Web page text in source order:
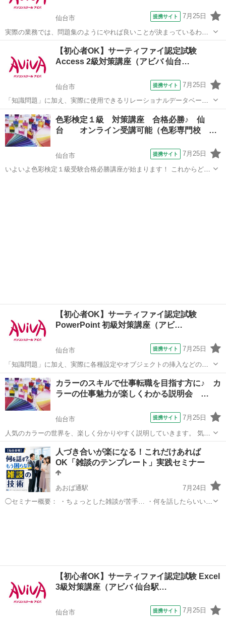
仙台市 提携サイト 7月25日
実際の業務では、問題集のようにやれば良いことが決まっているわけ
ではありません。この講座では【よくある上司の指示】からスタート
します。意図を汲み取り、Excelを"使える"人になるための経理実務に
特化した講座です。 ■学習内...
その他
【初心者OK】サーティファイ認定試験
Access 2級対策講座（アビバ 仙台…
仙台市 提携サイト 7月25日
「知識問題」に加え、実際に使用できるリレーショナルデータベース
を作成する「実技問題」を解くことで、実践的な能力を証明できる資
格制度の、2級対策講座です。
宮城 仙台市 その他
色彩検定１級 対策講座 合格必勝♪ 仙
台 オンライン受講可能（色彩専門校
仙台市 提携サイト 7月25日
いよいよ色彩検定１級受験合格必勝講座が始まります！ これからどの
【初心者OK】サーティファイ認定試験
PowerPoint 初級対策講座（アビ…
仙台市 提携サイト 7月25日
「知識問題」に加え、実際に各種設定やオブジェクトの挿入などの機
能を駆使したプレゼンテーションを作成する「実技問題」を解くこと
で、実践的な能力を証明できる資格制度の、初級対策講座です。 アビ
バのパソコン講座は全て、受講内容・...
宮城 仙台市
カラーのスキルで仕事転職を目指す方に♪ カ
ラーの仕事魅力が楽しくわかる説明会 …
仙台市 提携サイト 7月25日
人気のカラーの世界を、楽しく分かりやすく説明していきます。 気軽
に資格や仕事など、色々相談してみては♪ 今注目のカラーを楽しく学
んで、転職や起業、趣味にしっかり活かして楽しみましょう 初心者の
方大歓迎です♪ まずはお...
宮城 仙台市 その他
人づき合いが楽になる！これだけあれば
OK「雑談のテンプレート」実践セミナー
あおば通駅
7月24日
◯セミナー概要： ・ちょっとした雑談が苦手… ・何を話したらいいか
【初心者OK】サーティファイ認定試験 Excel
3級対策講座（アビバ 仙台駅…
仙台市 提携サイト 7月25日